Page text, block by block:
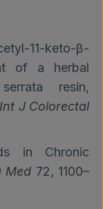
11-keto-β-
of a herbal
resin,
Int J Colorectal
in Chronic
Med 72, 1100–